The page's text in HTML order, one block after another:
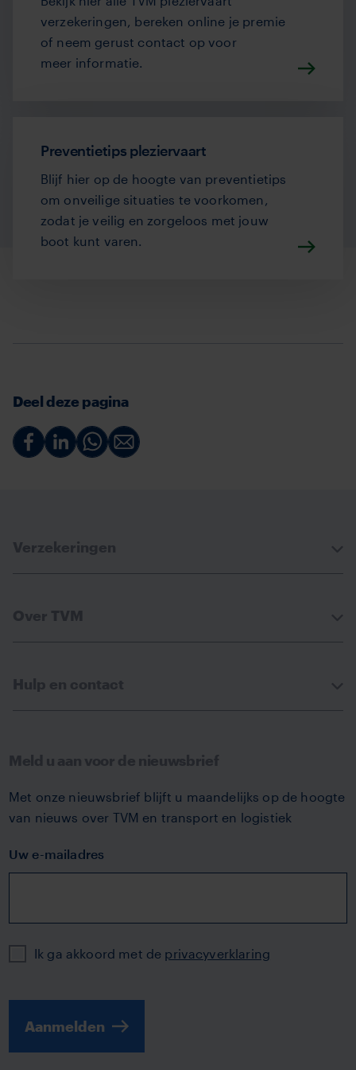
verzekeringen, bereken online je premie
of neem gerust contact op voor
meer informatie.
Preventietips pleziervaart
Blijf hier op de hoogte van preventietips
om onveilige situaties te voorkomen,
zodat je veilig en zorgeloos met jouw
boot kunt varen.
Deel deze pagina
Deel Deel Deel Deel
Verzekeringen
Over TVM
Hulp en contact
Meld u aan voor de nieuwsbrief
Met onze nieuwsbrief blijft u maandelijks op de hoogte
van nieuws over TVM en transport en logistiek
Uw e-mailadres
PrivacyIk ga akkoord met de privacyverklaring